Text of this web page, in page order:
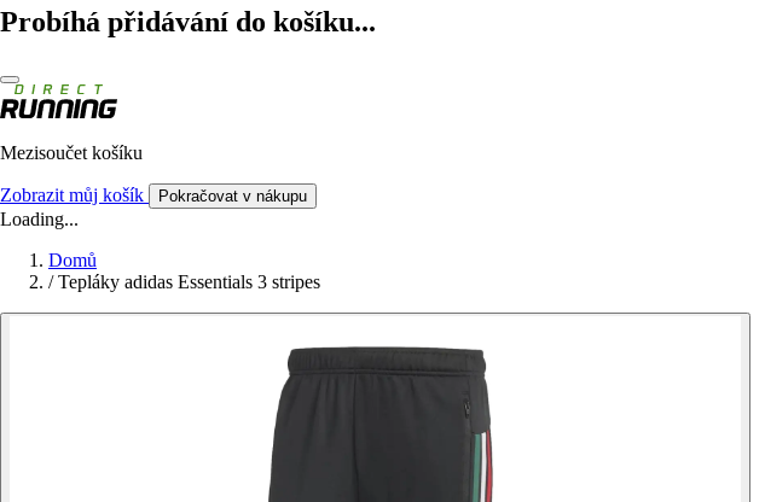
Probíhá přidávání do košíku...
Mezisoučet košíku
Zobrazit můj košík Pokračovat v nákupu
Loading...
Domů
/ Tepláky adidas Essentials 3 stripes